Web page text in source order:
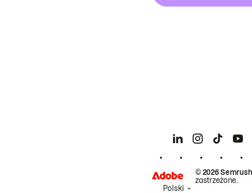
© 2026
zastrzeżone.
Polski